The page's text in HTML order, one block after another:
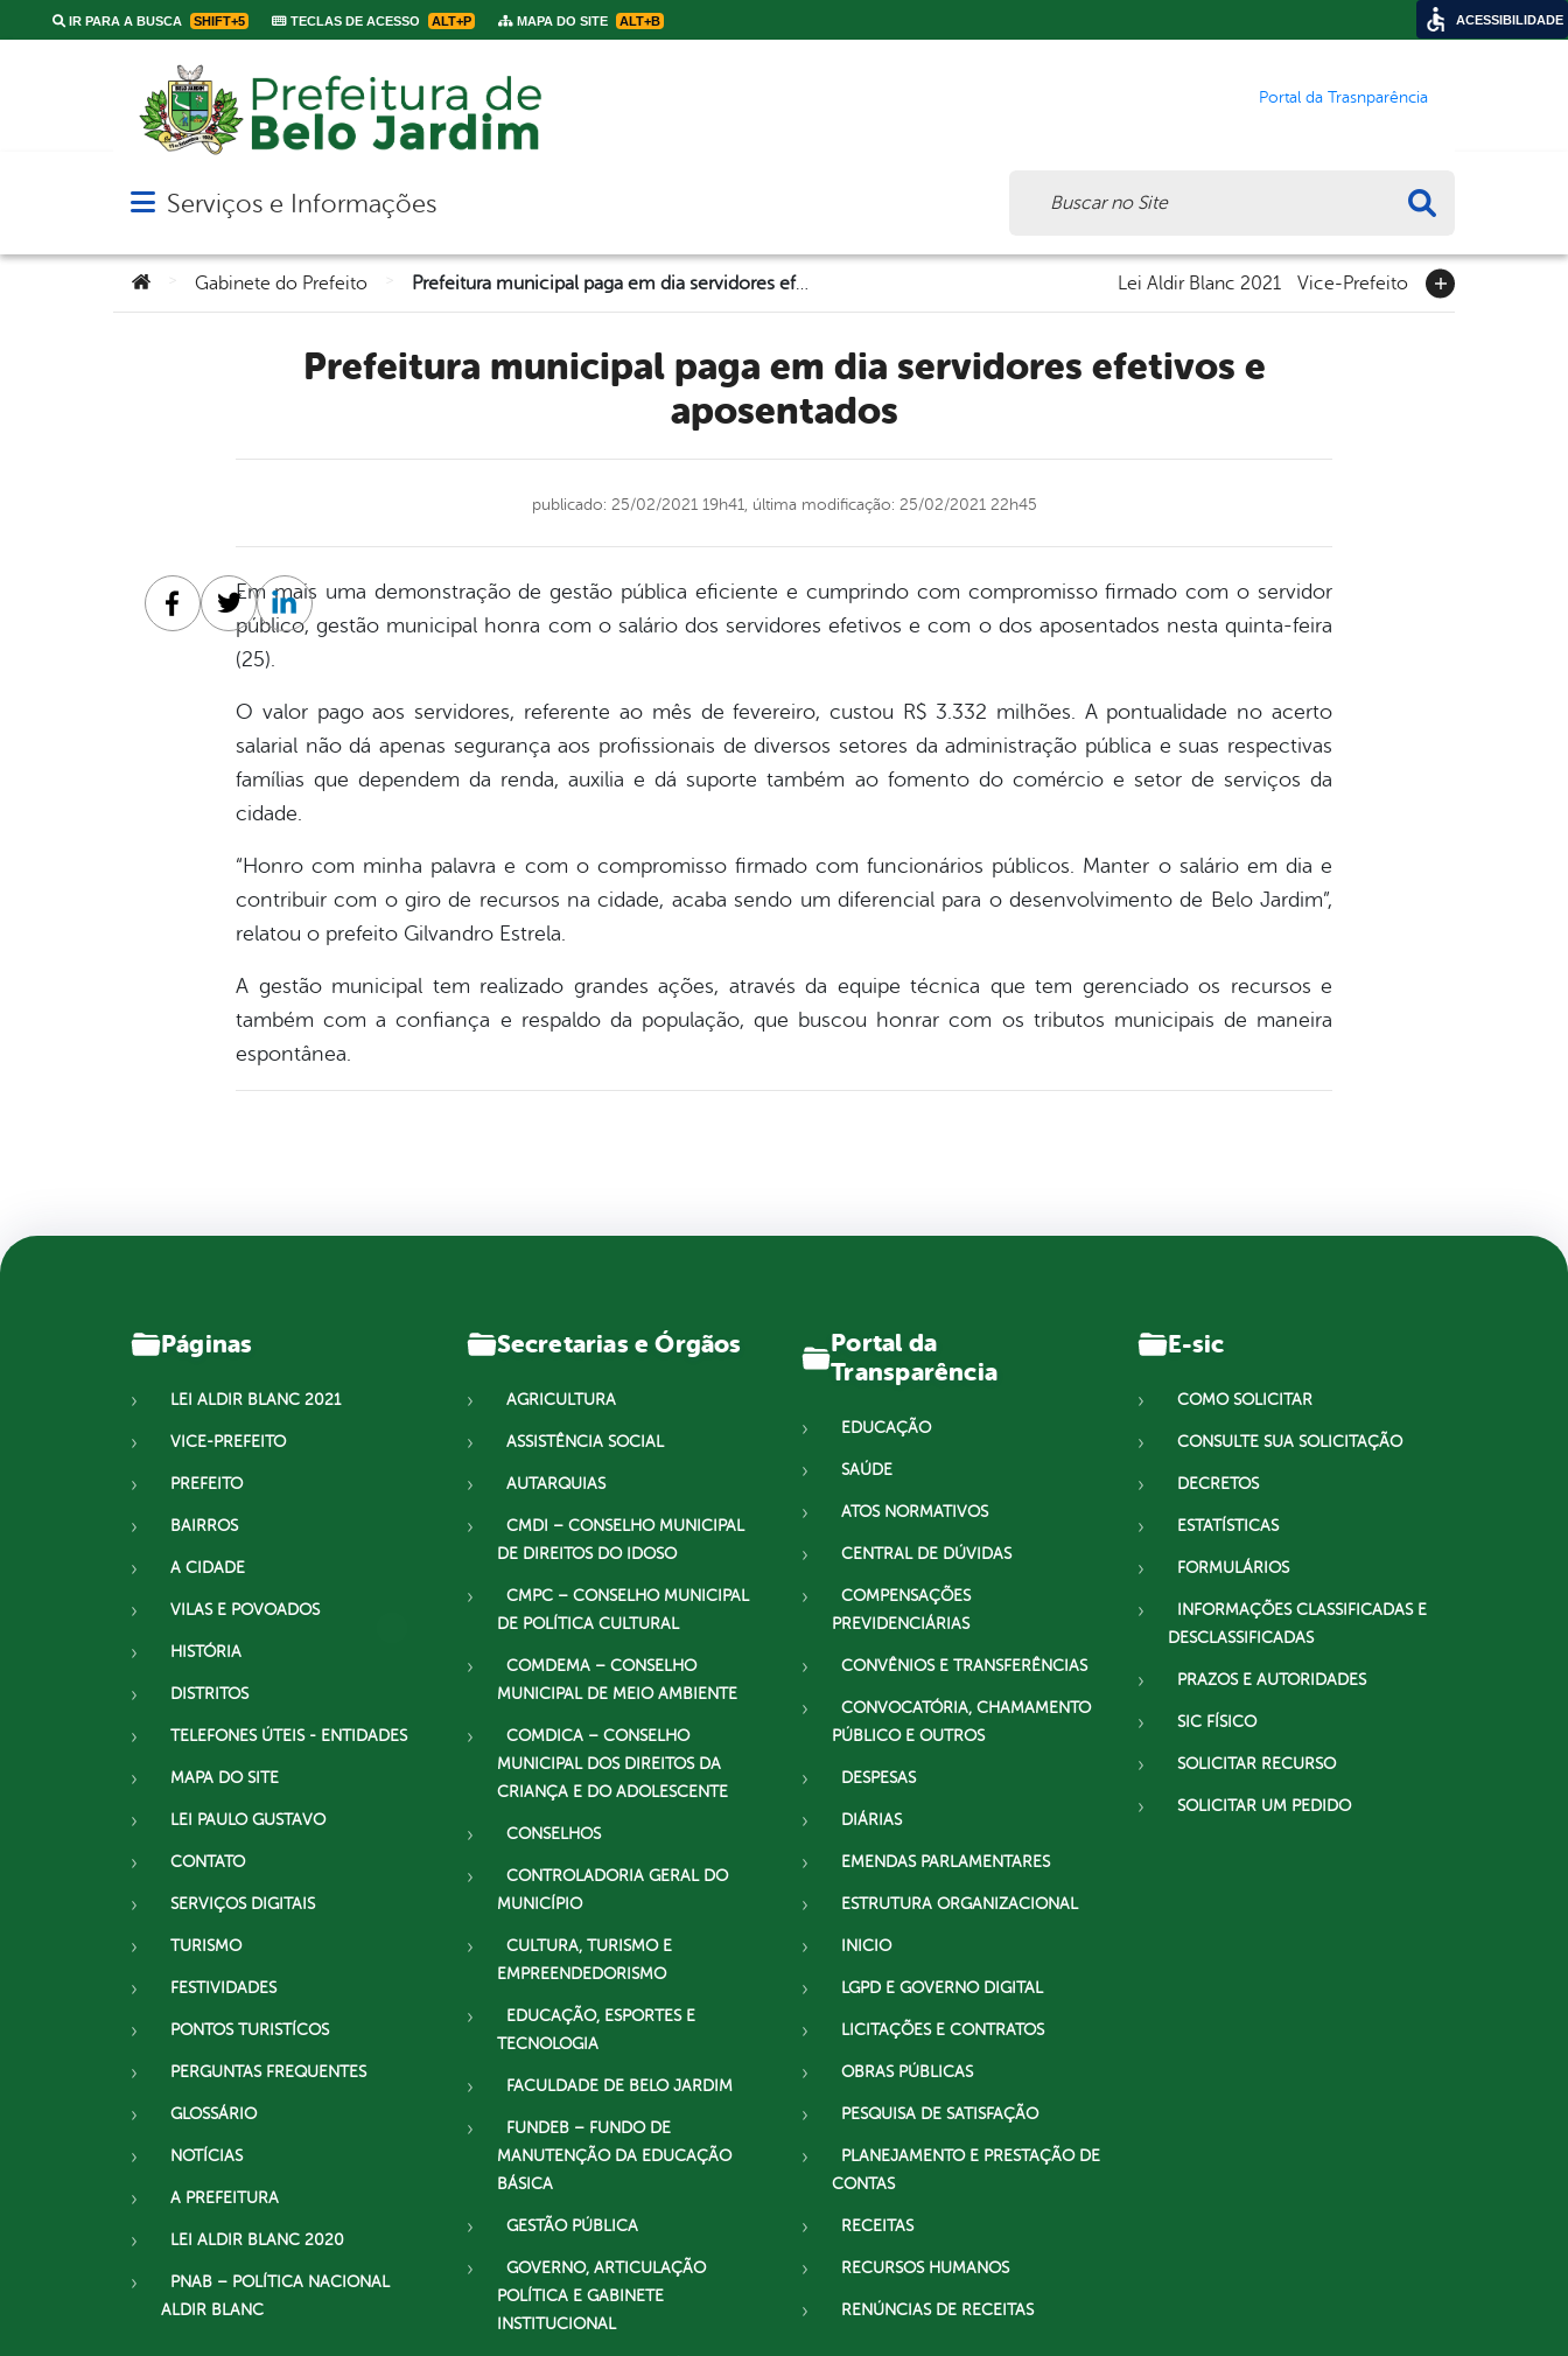
IR PARA A BUSCA SHIFT+5 TECLAS DE ACESSO ALT+P MAPA DO SITE ALT+B
Portal da Trasnparência
Abrir menu principal de navegação
Serviços e Informações
Você está aqui:Gabinete do Prefeito Prefeitura municipal paga em dia servidores efetivos e aposentados Lei Aldir Blanc 2021 Vice-Prefeito
Prefeitura municipal paga em dia servidores efetivos e
aposentados
publicado: 25/02/2021 19h41, última modificação: 25/02/2021 22h45
Em mais uma demonstração de gestão pública eficiente e cumprindo com compromisso firmado com o servidor
público, gestão municipal honra com o salário dos servidores efetivos e com o dos aposentados nesta quinta-feira
(25).
O valor pago aos servidores, referente ao mês de fevereiro, custou R$ 3.332 milhões. A pontualidade no acerto
salarial não dá apenas segurança aos profissionais de diversos setores da administração pública e suas respectivas
famílias que dependem da renda, auxilia e dá suporte também ao fomento do comércio e setor de serviços da
cidade.
“Honro com minha palavra e com o compromisso firmado com funcionários públicos. Manter o salário em dia e
contribuir com o giro de recursos na cidade, acaba sendo um diferencial para o desenvolvimento de Belo Jardim”,
relatou o prefeito Gilvandro Estrela.
A gestão municipal tem realizado grandes ações, através da equipe técnica que tem gerenciado os recursos e
também com a confiança e respaldo da população, que buscou honrar com os tributos municipais de maneira
espontânea.
Facebook
TwitterLinkedin
Páginas
LEI ALDIR BLANC 2021
VICE-PREFEITO
PREFEITO
BAIRROS
A CIDADE
VILAS E POVOADOS
HISTÓRIA
DISTRITOS
TELEFONES ÚTEIS - ENTIDADES
MAPA DO SITE
LEI PAULO GUSTAVO
CONTATO
SERVIÇOS DIGITAIS
TURISMO
FESTIVIDADES
PONTOS TURISTÍCOS
PERGUNTAS FREQUENTES
GLOSSÁRIO
NOTÍCIAS
A PREFEITURA
LEI ALDIR BLANC 2020
PNAB – POLÍTICA NACIONAL
ALDIR BLANC
Secretarias e Órgãos
AGRICULTURA
ASSISTÊNCIA SOCIAL
AUTARQUIAS
CMDI – CONSELHO MUNICIPAL
DE DIREITOS DO IDOSO
CMPC – CONSELHO MUNICIPAL
DE POLÍTICA CULTURAL
COMDEMA – CONSELHO
MUNICIPAL DE MEIO AMBIENTE
COMDICA – CONSELHO
MUNICIPAL DOS DIREITOS DA
CRIANÇA E DO ADOLESCENTE
CONSELHOS
CONTROLADORIA GERAL DO
MUNICÍPIO
CULTURA, TURISMO E
EMPREENDEDORISMO
EDUCAÇÃO, ESPORTES E
TECNOLOGIA
FACULDADE DE BELO JARDIM
FUNDEB – FUNDO DE
MANUTENÇÃO DA EDUCAÇÃO
BÁSICA
GESTÃO PÚBLICA
GOVERNO, ARTICULAÇÃO
POLÍTICA E GABINETE
INSTITUCIONAL
Portal da
Transparência
EDUCAÇÃO
SAÚDE
ATOS NORMATIVOS
CENTRAL DE DÚVIDAS
COMPENSAÇÕES
PREVIDENCIÁRIAS
CONVÊNIOS E TRANSFERÊNCIAS
CONVOCATÓRIA, CHAMAMENTO
PÚBLICO E OUTROS
DESPESAS
DIÁRIAS
EMENDAS PARLAMENTARES
ESTRUTURA ORGANIZACIONAL
INICIO
LGPD E GOVERNO DIGITAL
LICITAÇÕES E CONTRATOS
OBRAS PÚBLICAS
PESQUISA DE SATISFAÇÃO
PLANEJAMENTO E PRESTAÇÃO DE
CONTAS
RECEITAS
RECURSOS HUMANOS
RENÚNCIAS DE RECEITAS
E-sic
COMO SOLICITAR
CONSULTE SUA SOLICITAÇÃO
DECRETOS
ESTATÍSTICAS
FORMULÁRIOS
INFORMAÇÕES CLASSIFICADAS E
DESCLASSIFICADAS
PRAZOS E AUTORIDADES
SIC FÍSICO
SOLICITAR RECURSO
SOLICITAR UM PEDIDO
ACESSIBILIDADE